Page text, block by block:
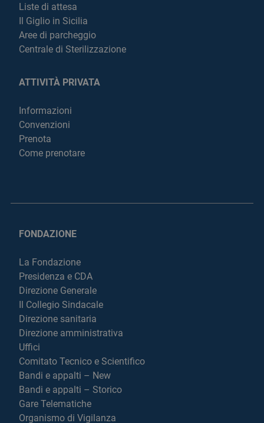
Liste di attesa
Il Giglio in Sicilia
Aree di parcheggio
Centrale di Sterilizzazione
ATTIVITÀ PRIVATA
Informazioni
Convenzioni
Prenota
Come prenotare
FONDAZIONE
La Fondazione
Presidenza e CDA
Direzione Generale
Il Collegio Sindacale
Direzione sanitaria
Direzione amministrativa
Uffici
Comitato Tecnico e Scientifico
Bandi e appalti – New
Bandi e appalti – Storico
Gare Telematiche
Organismo di Vigilanza